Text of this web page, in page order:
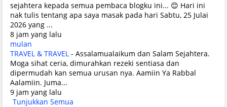
sejahtera kepada semua pembaca blogku ini... 😊 Hari ini
nak tulis tentang apa saya masak pada hari Sabtu, 25 Julai
2026 yang ...
8 jam yang lalu
mulan
TRAVEL & TRAVEL - Assalamualaikum dan Salam Sejahtera.
Moga sihat ceria, dimurahkan rezeki sentiasa dan
dipermudah kan semua urusan nya. Aamiin Ya Rabbal
Aalamiin. Juma...
9 jam yang lalu
Tunjukkan Semua